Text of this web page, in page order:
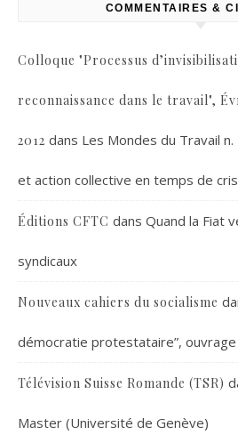
COMMENTAIRES &
Colloque "Processus
reconnaissance dans le travail",
2012 dans Les Mondes du Travail
et action collective en temps de
Éditions CFTC dans Quand la Fiat
syndicaux
Nouveaux cahiers du socialisme
démocratie protestataire”, ouvrage
Télévision Suisse Romande (TSR)
Master (Université de Genève)